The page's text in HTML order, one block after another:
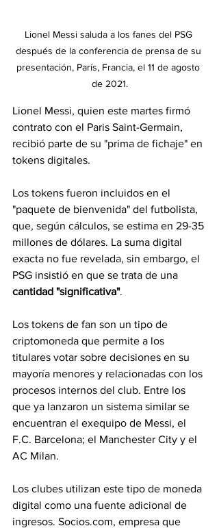
Lionel Messi saluda a los fanes del PSG
después de la conferencia de prensa de su
presentación, París, Francia, el 11 de agosto
de 2021.
Lionel Messi, quien este martes firmó
contrato con el Paris Saint-Germain,
recibió parte de su "prima de fichaje" en
tokens digitales.
Los tokens fueron incluidos en el
"paquete de bienvenida" del futbolista,
que, según cálculos, se estima en 29-35
millones de dólares. La suma digital
exacta no fue revelada, sin embargo, el
PSG insistió en que se trata de una
cantidad "significativa".
Los tokens de fan son un tipo de
criptomoneda que permite a los
titulares votar sobre decisiones en su
mayoría menores y relacionadas con los
procesos internos del club. Entre los
que ya lanzaron un sistema similar se
encuentran el exequipo de Messi, el
F.C. Barcelona; el Manchester City y el
AC Milan.
Los clubes utilizan este tipo de moneda
digital como una fuente adicional de
ingresos. Socios.com, empresa que